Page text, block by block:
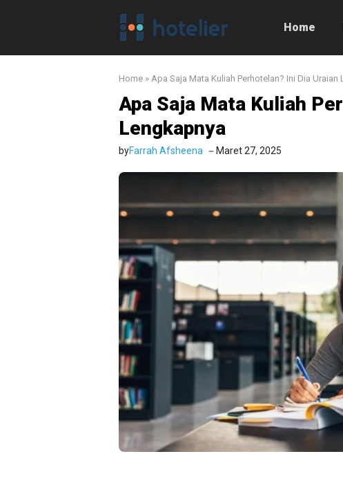
Home
Home » Apa Saja Mata Kuliah Perhotelan? Ini Dia Uraian
Apa Saja Mata Kuliah
Lengkapnya
byFarrah Afsheena Maret 27, 2025